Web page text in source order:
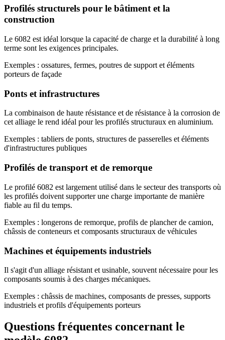
Profilés structurels pour le bâtiment et la
construction
Le 6082 est idéal lorsque la capacité de charge et la durabilité à long
terme sont les exigences principales.
Exemples : ossatures, fermes, poutres de support et éléments
porteurs de façade
Ponts et infrastructures
La combinaison de haute résistance et de résistance à la corrosion de
cet alliage le rend idéal pour les profilés structuraux en aluminium.
Exemples : tabliers de ponts, structures de passerelles et éléments
d'infrastructures publiques
Profilés de transport et de remorque
Le profilé 6082 est largement utilisé dans le secteur des transports où
les profilés doivent supporter une charge importante de manière
fiable au fil du temps.
Exemples : longerons de remorque, profils de plancher de camion,
châssis de conteneurs et composants structuraux de véhicules
Machines et équipements industriels
Il s'agit d'un alliage résistant et usinable, souvent nécessaire pour les
composants soumis à des charges mécaniques.
Exemples : châssis de machines, composants de presses, supports
industriels et profils d'équipements porteurs
Questions fréquentes concernant le